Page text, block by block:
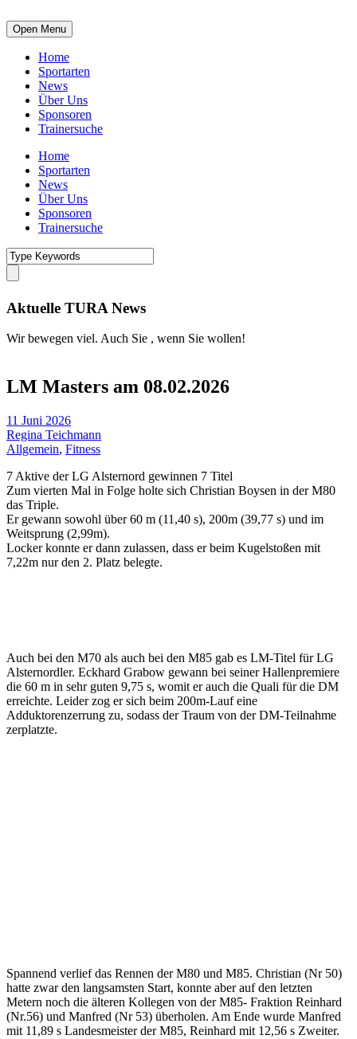
Open Menu
Home
Sportarten
News
Über Uns
Sponsoren
Trainersuche
Home
Sportarten
News
Über Uns
Sponsoren
Trainersuche
Aktuelle TURA News
Wir bewegen viel. Auch Sie , wenn Sie wollen!
LM Masters am 08.02.2026
11 Juni 2026
Regina Teichmann
Allgemein, Fitness
7 Aktive der LG Alsternord gewinnen 7 Titel
Zum vierten Mal in Folge holte sich Christian Boysen in der M80
das Triple.
Er gewann sowohl über 60 m (11,40 s), 200m (39,77 s) und im
Weitsprung (2,99m).
Locker konnte er dann zulassen, dass er beim Kugelstoßen mit
7,22m nur den 2. Platz belegte.
Auch bei den M70 als auch bei den M85 gab es LM-Titel für LG
Alsternordler. Eckhard Grabow gewann bei seiner Hallenpremiere
die 60 m in sehr guten 9,75 s, womit er auch die Quali für die DM
erreichte. Leider zog er sich beim 200m-Lauf eine
Adduktorenzerrung zu, sodass der Traum von der DM-Teilnahme
zerplatzte.
Spannend verlief das Rennen der M80 und M85. Christian (Nr 50)
hatte zwar den langsamsten Start, konnte aber auf den letzten
Metern noch die älteren Kollegen von der M85- Fraktion Reinhard
(Nr.56) und Manfred (Nr 53) überholen. Am Ende wurde Manfred
mit 11,89 s Landesmeister der M85, Reinhard mit 12,56 s Zweiter.